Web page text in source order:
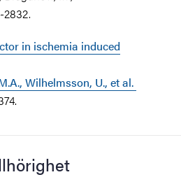
2832.
in ischemia induced
Wilhelmsson, U., et al.